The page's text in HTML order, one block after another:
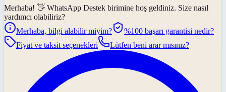
Merhaba! 👋 WhatsApp Destek birimine hoş geldiniz. Size nasıl
yardımcı olabiliriz?
Merhaba, bilgi alabilir miyim?
%100 başarı garantisi nedir?
Fiyat ve taksit seçenekleri
Lütfen beni arar mısınız?